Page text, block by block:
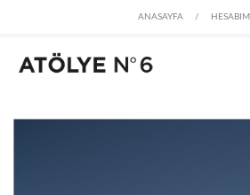
ANASAYFA / HESABIM